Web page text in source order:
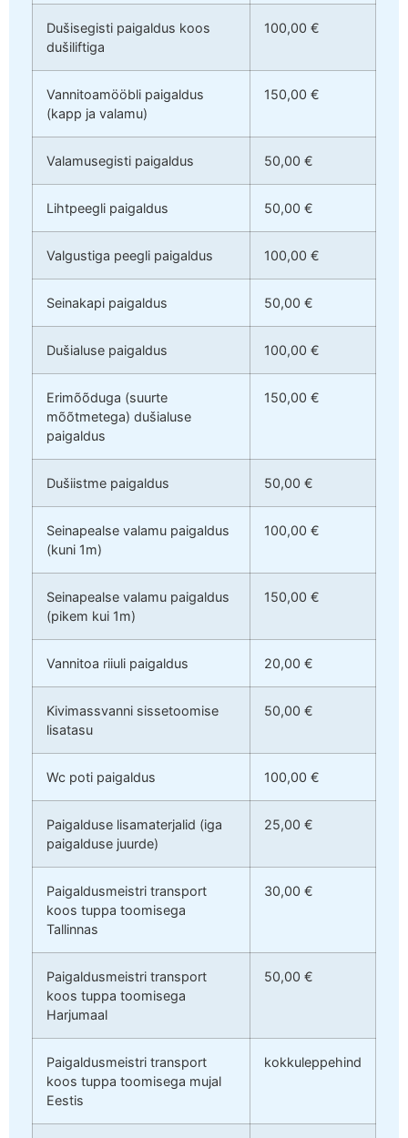
Dušisegisti paigaldus koos
dušiliftiga
100,00 €
Vannitoamööbli paigaldus
(kapp ja valamu)
150,00 €
Valamusegisti paigaldus 50,00 €
Lihtpeegli paigaldus 50,00 €
Valgustiga peegli paigaldus 100,00 €
Seinakapi paigaldus 50,00 €
Dušialuse paigaldus 100,00 €
Erimõõduga (suurte
mõõtmetega) dušialuse
paigaldus
150,00 €
Dušiistme paigaldus 50,00 €
Seinapealse valamu paigaldus
(kuni 1m)
100,00 €
Seinapealse valamu paigaldus
(pikem kui 1m)
150,00 €
Vannitoa riiuli paigaldus 20,00 €
Kivimassvanni sissetoomise
lisatasu
50,00 €
Wc poti paigaldus 100,00 €
Paigalduse lisamaterjalid (iga
paigalduse juurde)
25,00 €
Paigaldusmeistri transport
koos tuppa toomisega
Tallinnas
30,00 €
Paigaldusmeistri transport
koos tuppa toomisega
Harjumaal
50,00 €
Paigaldusmeistri transport
koos tuppa toomisega mujal
Eestis
kokkuleppehind